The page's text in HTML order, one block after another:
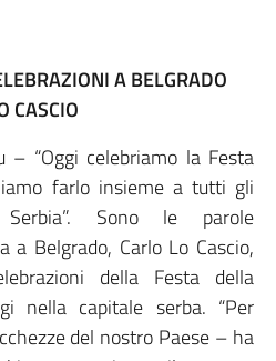
A BELGRADO
CASCIO
– “Oggi celebriamo la Festa
farlo insieme a tutti gli
Sono le parole
a Belgrado, Carlo Lo Cascio,
della Festa della
nella capitale serba. “Per
del nostro Paese – ha